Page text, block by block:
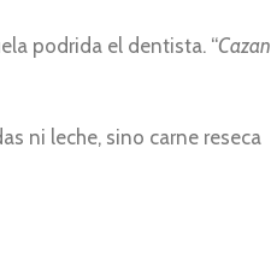
podrida el dentista. “Cazan
ni leche, sino carne reseca